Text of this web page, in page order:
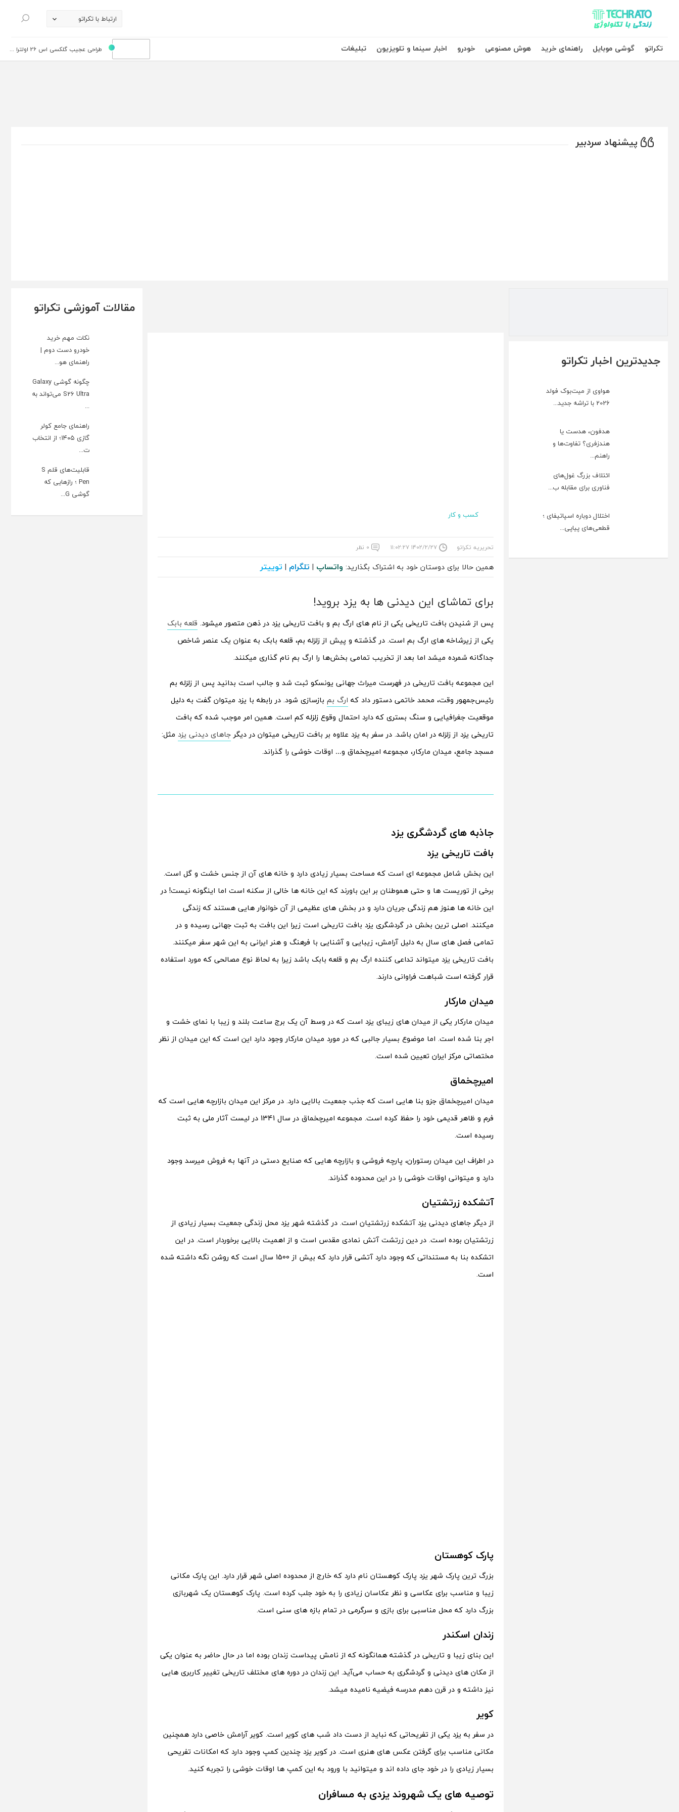
تکراتو – زندگی با تکنولوژی ارتباط با تکراتو
جستجو
تکراتو
گوشی موبایل راهنمای خرید هوش مصنوعی خودرو اخبار سینما و تلویزیون تبلیغات طراحی عجیب گلکسی اس 26 اولترا ...
پیشنهاد سردبیر
جدیدترین اخبار تکراتو
هواوی از میت‌بوک فولد
2026 با تراشه جدید...
هدفون، هدست یا
هندزفری؟ تفاوت‌ها و
راهنم...
ائتلاف بزرگ غول‌های
فناوری برای مقابله ب...
اختلال دوباره اسپاتیفای ؛
قطعی‌های پیاپی...
کسب و کار
تحریریه تکراتو ۱۴۰۲/۲/۲۷ ۱۱:۰۲:۲۷ ۰ نظر
همین حالا برای دوستان خود به اشتراک بگذارید: واتساپ | تلگرام | توییتر
برای تماشای این دیدنی ها به یزد بروید!
پس از شنیدن بافت تاریخی یکی از نام های ارگ بم و بافت تاریخی یزد در ذهن متصور میشود. قلعه بابک
یکی از زیرشاخه های ارگ بم است. در گذشته و پیش از زلزله بم، قلعه بابک به عنوان یک عنصر شاخص
جداگانه شمرده میشد اما بعد از تخریب تمامی بخش‌ها را ارگ بم نام گذاری میکنند.
این مجموعه بافت تاریخی در فهرست میراث جهانی یونسکو ثبت شد و جالب است بدانید پس از زلزله بم
رئیس‌جمهور وقت، محمد خاتمی دستور داد که ارگ بم بازسازی شود. در رابطه با یزد میتوان گفت به دلیل
موقعیت جغرافیایی و سنگ بستری که دارد احتمال وقوع زلزله کم است. همین امر موجب شده که بافت
تاریخی یزد از زلزله در امان باشد. در سفر به یزد علاوه بر بافت تاریخی میتوان در دیگر جاهای دیدنی یزد مثل:
مسجد جامع، میدان مارکار، مجموعه امیرچخماق و… اوقات خوشی را گذراند.
جاذبه های گردشگری یزد
بافت تاریخی یزد
این بخش شامل مجموعه ای است که مساحت بسیار زیادی دارد و خانه های آن از جنس خشت و گل است.
برخی از توریست ها و حتی هموطنان بر این باورند که این خانه ها خالی از سکنه است اما اینگونه نیست! در
این خانه ها هنوز هم زندگی جریان دارد و در بخش های عظیمی از آن خوانوار هایی هستند که زندگی
میکنند. اصلی ترین بخش در گردشگری یزد بافت تاریخی است زیرا این بافت به ثبت جهانی رسیده و در
تمامی فصل های سال به دلیل آرامش، زیبایی و آشنایی با فرهنگ و هنر ایرانی به این شهر سفر میکنند.
بافت تاریخی یزد میتواند تداعی کننده ارگ بم و قلعه بابک باشد زیرا به لحاظ نوع مصالحی که مورد استفاده
قرار گرفته است شباهت فراوانی دارند.
میدان مارکار
میدان مارکار یکی از میدان های زیبای یزد است که در وسط آن یک برج ساعت بلند و زیبا با نمای خشت و
اجر بنا شده است. اما موضوع بسیار جالبی که در مورد میدان مارکار وجود دارد این است که این میدان از نظر
مختصاتی مرکز ایران تعیین شده است.
امیرچخماق
میدان امیرچخماق جزو بنا هایی است که جذب جمعیت بالایی دارد. در مرکز این میدان بازارچه هایی است که
فرم و ظاهر قدیمی خود را حفظ کرده است. مجموعه امیرچخماق در سال 1341 در لیست آثار ملی به ثبت
رسیده است.
در اطراف این میدان رستوران، پارچه فروشی و بازارچه هایی که صنایع دستی در آنها به فروش میرسد وجود
دارد و میتوانی اوقات خوشی را در این محدوده گذراند.
آتشکده زرتشتیان
از دیگر جاهای دیدنی یزد آتشکده زرتشتیان است. در گذشته شهر یزد محل زندگی جمعیت بسیار زیادی از
زرتشتیان بوده است. در دین زرتشت آتش نمادی مقدس است و از اهمیت بالایی برخوردار است. در این
اتشکده بنا به مستنداتی که وجود دارد آتشی قرار دارد که بیش از 1500 سال است که روشن نگه داشته شده
است.
پارک کوهستان
بزرگ ترین پارک شهر یزد پارک کوهستان نام دارد که خارج از محدوده اصلی شهر قرار دارد. این پارک مکانی
زیبا و مناسب برای عکاسی و نظر عکاسان زیادی را به خود جلب کرده است. پارک کوهستان یک شهربازی
بزرگ دارد که محل مناسبی برای بازی و سرگرمی در تمام بازه های سنی است.
زندان اسکندر
این بنای زیبا و تاریخی در گذشته همانگونه که از نامش پیداست زندان بوده اما در حال حاضر به عنوان یکی
از مکان های دیدنی و گردشگری به حساب می‌آید. این زندان در دوره های مختلف تاریخی تغییر کاربری هایی
نیز داشته و در قرن دهم مدرسه فیضیه نامیده میشد.
کویر
در سفر به یزد یکی از تفریحاتی که نباید از دست داد شب های کویر است. کویر آرامش خاصی دارد همچنین
مکانی مناسب برای گرفتن عکس های هنری است. در کویر یزد چندین کمپ وجود دارد که امکانات تفریحی
بسیار زیادی را در خود جای داده اند و میتوانید با ورود به این کمپ ها اوقات خوشی را تجربه کنید.
توصیه های یک شهروند یزدی به مسافران
مقالات آموزشی تکراتو
نکات مهم خرید
خودرو دست دوم |
راهنمای هو...
چگونه گوشی Galaxy
S26 Ultra می‌تواند به
...
راهنمای جامع کولر
گازی ۱۴۰۵؛ از انتخاب
ت...
قابلیت‌های قلم S
Pen ؛ رازهایی که
گوشی G...